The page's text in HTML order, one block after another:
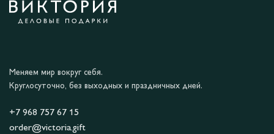
Меняем мир вокруг себя.
Круглосуточно, без выходных и праздничных дней.
+7 968 757 67 15
order@victoria.gift